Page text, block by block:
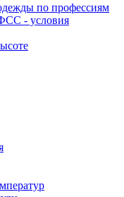
по профессиям
- условия